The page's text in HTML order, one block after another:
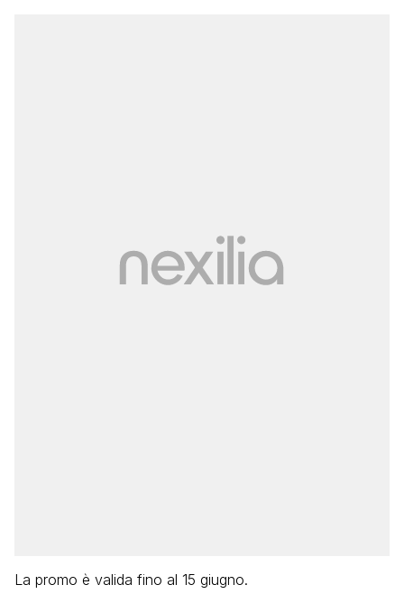
La promo è valida fino al 15 giugno.